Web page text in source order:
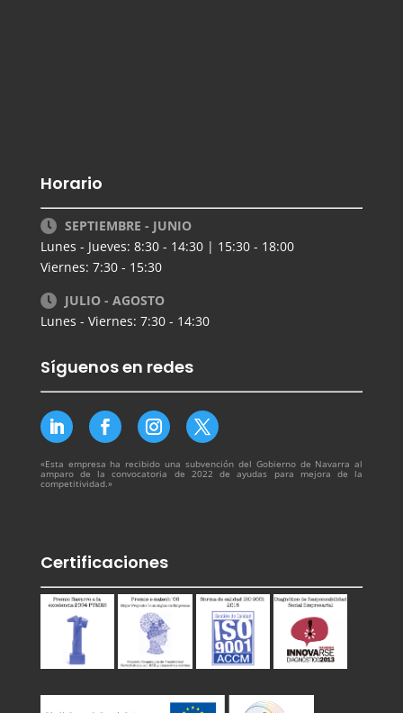
Horario
SEPTIEMBRE - JUNIO
Lunes - Jueves: 8:30 - 14:30 | 15:30 - 18:00
Viernes: 7:30 - 15:30
JULIO - AGOSTO
Lunes - Viernes: 7:30 - 14:30
Síguenos en redes
«Esta empresa ha recibido una subvención del Gobierno de Navarra al
amparo de la convocatoria de 2022 de ayudas para mejora de la
competitividad.»
Certificaciones